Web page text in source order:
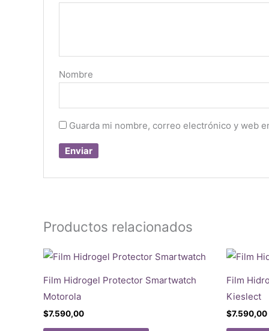
Nombre
Guarda mi nombre, correo electrónico y web
Productos relacionados
Film Hidrogel Protector Smartwatch
Motorola
$7.590,00
Film
Kieslect
$7.590,00